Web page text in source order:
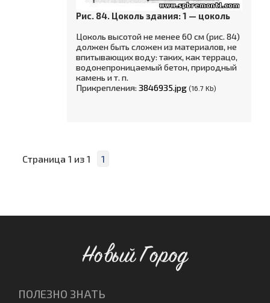
Рис. 84. Цоколь здания: 1 — цоколь
Цоколь высотой не менее 60 см (рис. 84)
должен быть сложен из материалов, не
впитывающих воду: таких, как террацо,
водонепроницаемый бетон, природный
камень и т. п.
Прикрепления: 3846935.jpg (16.7 Kb)
Страница 1 из 1 1
Новый Город
ПОЛЕЗНО ЗНАТЬ